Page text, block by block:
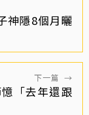
神隱8個月曬
下一篇 →
「去年還跟